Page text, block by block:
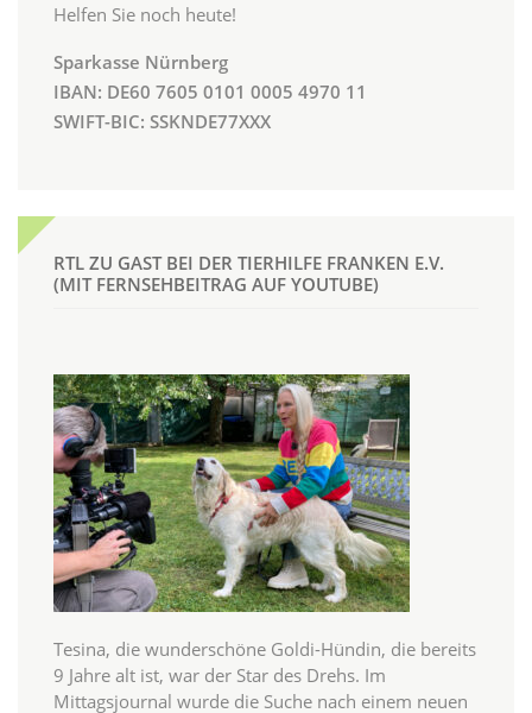
Helfen Sie noch heute!
Sparkasse Nürnberg
IBAN: DE60 7605 0101 0005 4970 11
SWIFT-BIC: SSKNDE77XXX
RTL ZU GAST BEI DER TIERHILFE FRANKEN E.V.
(MIT FERNSEHBEITRAG AUF YOUTUBE)
Tesina, die wunderschöne Goldi-Hündin, die bereits
9 Jahre alt ist, war der Star des Drehs. Im
Mittagsjournal wurde die Suche nach einem neuen